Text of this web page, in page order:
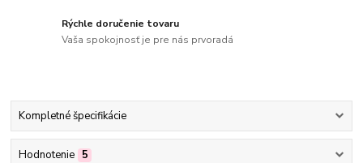
Rýchle doručenie tovaru
Vaša spokojnosť je pre nás prvoradá
Kompletné špecifikácie
Hodnotenie 5